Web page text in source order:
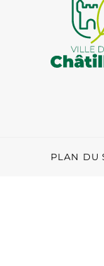
PLAN DU